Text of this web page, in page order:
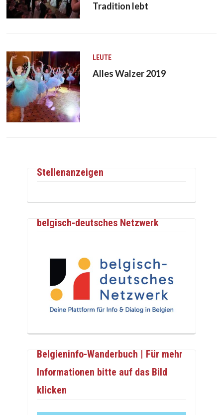
Tradition lebt
LEUTE
Alles Walzer 2019
Stellenanzeigen
belgisch-deutsches Netzwerk
Belgieninfo-Wanderbuch | Für mehr
Informationen bitte auf das Bild
klicken